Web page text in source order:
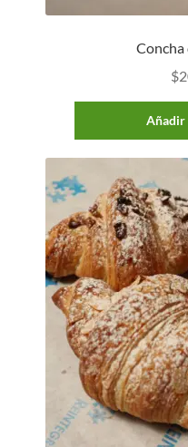
Concha
$
Añadir